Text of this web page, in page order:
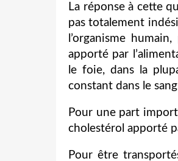
La réponse à cette
pas totalement
l’organisme
apporté par
le foie, dans la
constant dans le
Pour une part
cholestérol apporté
Pour être